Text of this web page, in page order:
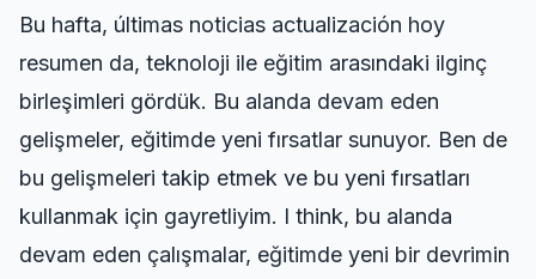
Bu hafta, últimas noticias actualización hoy
resumen da, teknoloji ile eğitim arasındaki ilginç
birleşimleri gördük. Bu alanda devam eden
gelişmeler, eğitimde yeni fırsatlar sunuyor. Ben de
bu gelişmeleri takip etmek ve bu yeni fırsatları
kullanmak için gayretliyim. I think, bu alanda
devam eden çalışmalar, eğitimde yeni bir devrimin